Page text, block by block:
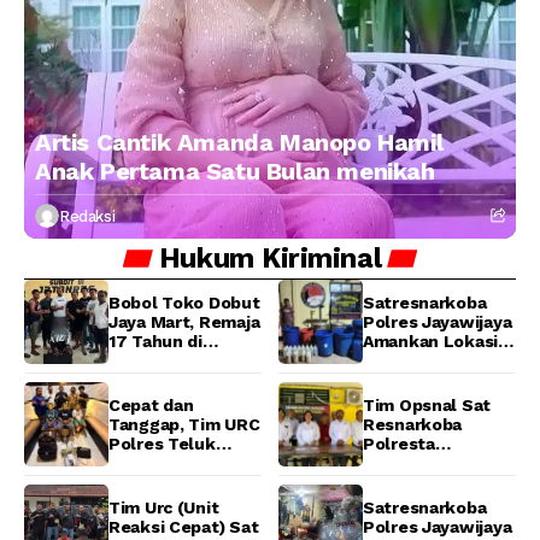
Artis Cantik Amanda Manopo Hamil
Anak Pertama Satu Bulan menikah
Redaksi
Hukum Kiriminal
Bobol Toko Dobut
Jaya Mart, Remaja
17 Tahun di
URC Resmob
Jatanras Polda
Papua Barat
Satresnarkoba
Polres Jayawijaya
Amankan Lokasi
Wamena
Cepat dan
Tanggap, Tim URC
Polres Teluk
Pelaku Pencurian
di SMA
Tim Opsnal Sat
Resnarkoba
Polresta
Kasus Tindak
Pidana Narkotika
Tim Urc (Unit
Reaksi Cepat) Sat
Satresnarkoba
Polres Jayawijaya